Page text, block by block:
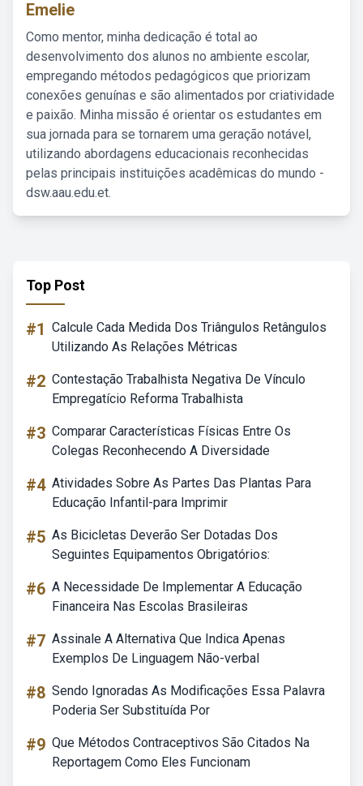
Emelie
Como mentor, minha dedicação é total ao
desenvolvimento dos alunos no ambiente escolar,
empregando métodos pedagógicos que priorizam
conexões genuínas e são alimentados por criatividade
e paixão. Minha missão é orientar os estudantes em
sua jornada para se tornarem uma geração notável,
utilizando abordagens educacionais reconhecidas
pelas principais instituições acadêmicas do mundo -
dsw.aau.edu.et.
Top Post
#1 Calcule Cada Medida Dos Triângulos Retângulos
Utilizando As Relações Métricas
#2 Contestação Trabalhista Negativa De Vínculo
Empregatício Reforma Trabalhista
#3 Comparar Características Físicas Entre Os
Colegas Reconhecendo A Diversidade
#4 Atividades Sobre As Partes Das Plantas Para
Educação Infantil-para Imprimir
#5 As Bicicletas Deverão Ser Dotadas Dos
Seguintes Equipamentos Obrigatórios:
#6 A Necessidade De Implementar A Educação
Financeira Nas Escolas Brasileiras
#7 Assinale A Alternativa Que Indica Apenas
Exemplos De Linguagem Não-verbal
#8 Sendo Ignoradas As Modificações Essa Palavra
Poderia Ser Substituída Por
#9 Que Métodos Contraceptivos São Citados Na
Reportagem Como Eles Funcionam